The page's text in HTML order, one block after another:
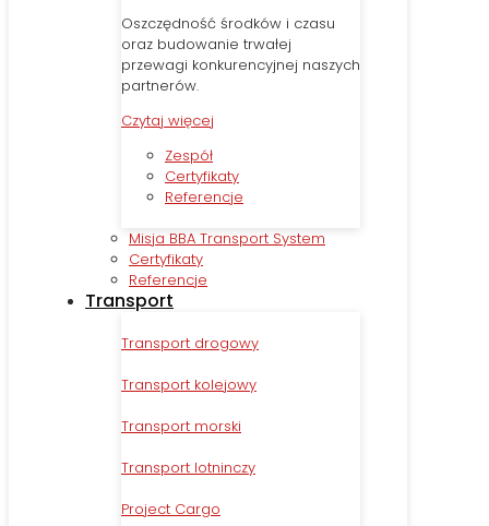
Oszczędność środków i czasu
oraz budowanie trwałej
przewagi konkurencyjnej naszych
partnerów.
Czytaj więcej
Zespół
Certyfikaty
Referencje
Misja BBA Transport System
Certyfikaty
Referencje
Transport
Transport drogowy
Transport kolejowy
Transport morski
Transport lotninczy
Project Cargo